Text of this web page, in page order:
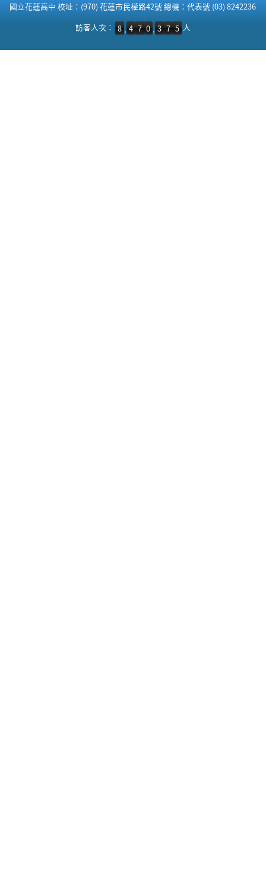
國立花蓮高中 校址：(970) 花蓮市民權路42號 總機：代表號 (03) 8242236
訪客人次：8,470,375 人
訪客人次： 8 , 4 7 0 , 3 7 5 人